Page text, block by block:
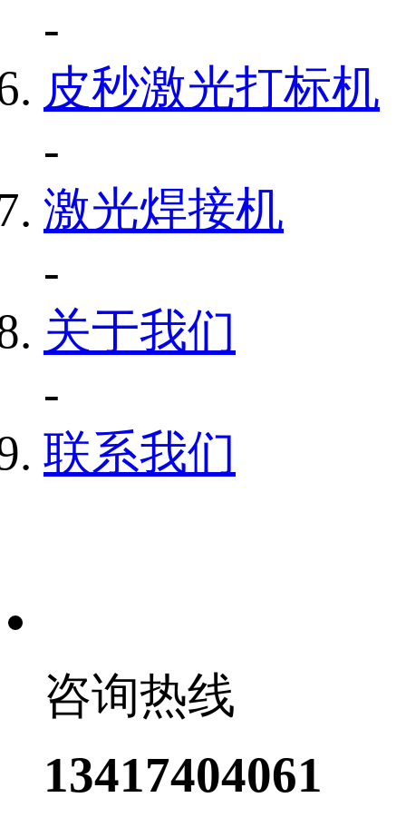
-
皮秒激光打标机
-
激光焊接机
-
关于我们
-
联系我们
咨询热线
13417404061